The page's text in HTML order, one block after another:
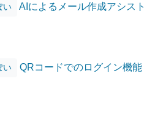
い
AIによるメール作成アシスト
い
QRコードでのログイン機能